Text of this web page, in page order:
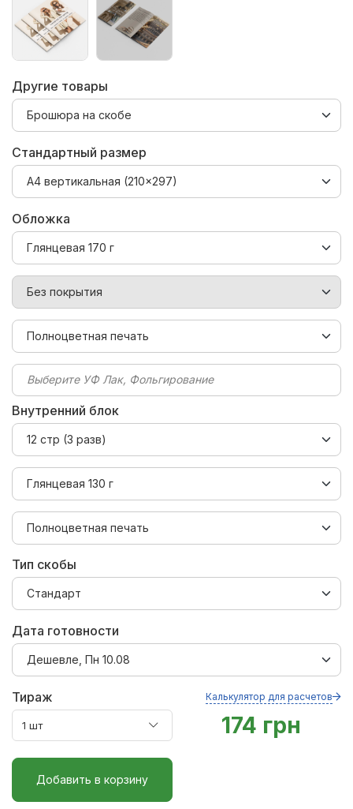
Другие товары
Стандартный размер
Обложка
Выберите УФ Лак, Фольгирование
Внутренний блок
Тип скобы
Дата готовности
Тираж Калькулятор для расчетов
174 грн
Добавить в корзину